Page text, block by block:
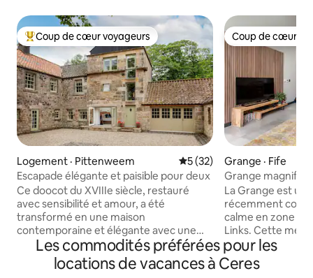
Coup de cœur voyageurs parmi les plus aimés
Coup de cœur voyageurs
Logement · Pittenweem Note moyenne de 5 sur 5,
5 (32)
Escapade élégante et paisible pour deux
Ce doocot du XVIIIe siècle, restauré
avec sensibilité et amour, a été
transformé en une maison
contemporaine et élégante avec une
connexion Wi-Fi ultra-rapide (en
moyenne 145 Mbps) dans toute la
maison. Parfait pour les couples, les
Coup de cœur
Coup de cœur
Grange · Fife
Grange
mezzanine
La Grange est un
récemment
calme en zone
Links. Cette
incroyablement
confortable et
meublé à un haut
Les commodités préférées pour les
locations de vacances à Ceres